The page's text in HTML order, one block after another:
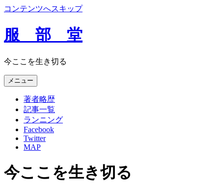
コンテンツへスキップ
服 部 堂
今ここを生き切る
メニュー
著者略歴
記事一覧
ランニング
Facebook
Twitter
MAP
今ここを生き切る